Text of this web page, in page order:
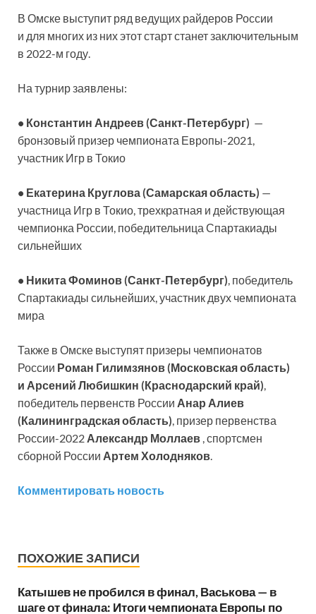
В Омске выступит ряд ведущих райдеров России
и для многих из них этот старт станет заключительным
в 2022-м году.
На турнир заявлены:
• Константин Андреев (Санкт-Петербург) —
бронзовый призер чемпионата Европы-2021,
участник Игр в Токио
• Екатерина Круглова (Самарская область) —
участница Игр в Токио, трехкратная и действующая
чемпионка России, победительница Спартакиады
сильнейших
• Никита Фоминов (Санкт-Петербург), победитель
Спартакиады сильнейших, участник двух чемпионата
мира
Также в Омске выступят призеры чемпионатов
России Роман Гилимзянов (Московская область)
и Арсений Любишкин (Краснодарский край),
победитель первенств России Анар Алиев
(Калининградская область), призер первенства
России-2022 Александр Моллаев , спортсмен
сборной России Артем Холодняков.
Комментировать новость
ПОХОЖИЕ ЗАПИСИ
Катышев не пробился в финал, Васькова — в
шаге от финала: Итоги чемпионата Европы по